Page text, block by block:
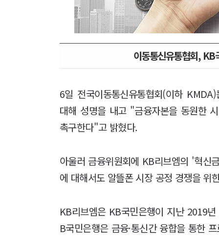
이동통신유통협회,
6일 전국이동통신유통협회(이하
대해 성명을 내고 "금융자본을 동원한
촉구한다"고 밝혔다.
아울러 금융위원회에 KB리브엠의 '혁신
에 대해서도 알뜰폰 시장 공정 경쟁을 위
KB리브엠은 KB국민은행이 지난 2019
B국민은행은 금융·통신간 융합을 통한